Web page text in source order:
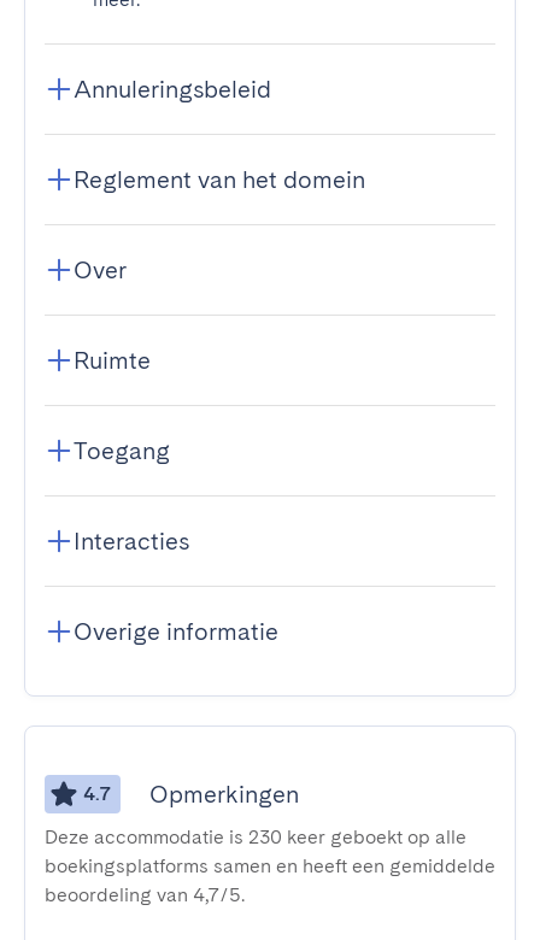
Annuleringsbeleid
Reglement van het domein
Over
Ruimte
Toegang
Interacties
Overige informatie
4.7 Opmerkingen
Deze accommodatie is 230 keer geboekt op alle
boekingsplatforms samen en heeft een gemiddelde
beoordeling van 4,7/5.